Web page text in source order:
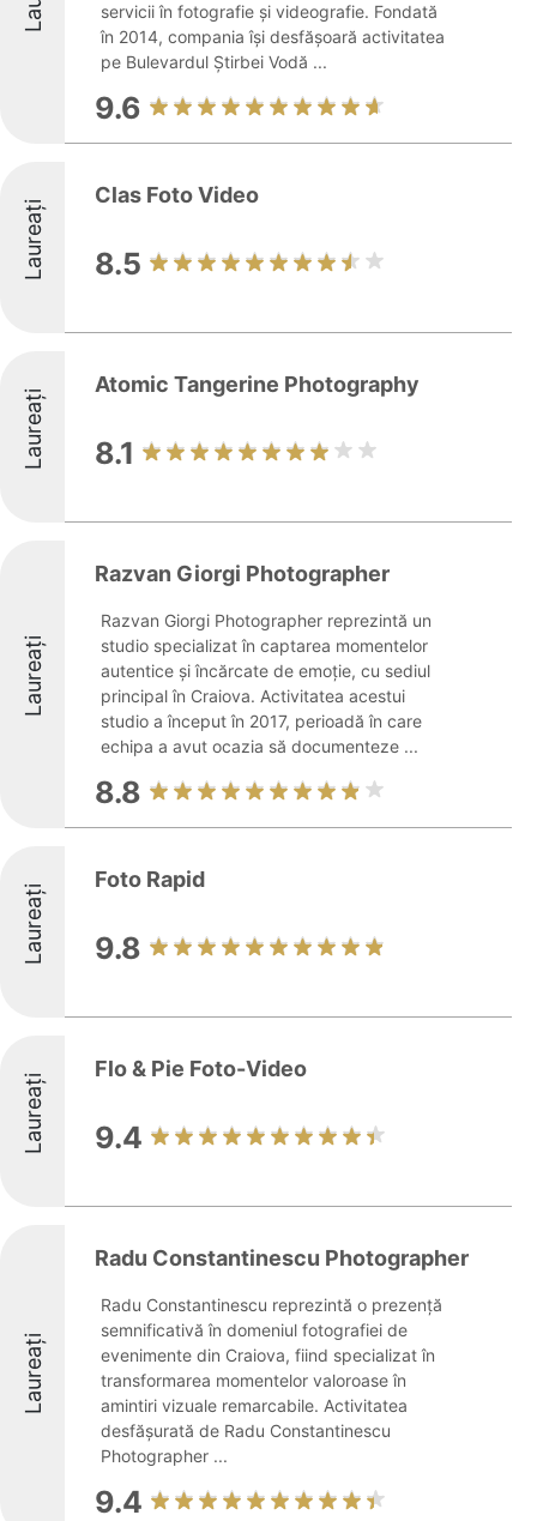
servicii în fotografie și videografie. Fondată
în 2014, compania își desfășoară activitatea
pe Bulevardul Știrbei Vodă ...
9.6
Laureați
Clas Foto Video
8.5
Laureați
Atomic Tangerine Photography
8.1
Laureați
Razvan Giorgi Photographer
Razvan Giorgi Photographer reprezintă un
studio specializat în captarea momentelor
autentice și încărcate de emoție, cu sediul
principal în Craiova. Activitatea acestui
studio a început în 2017, perioadă în care
echipa a avut ocazia să documenteze ...
8.8
Laureați
Foto Rapid
9.8
Laureați
Flo & Pie Foto-Video
9.4
Laureați
Radu Constantinescu Photographer
Radu Constantinescu reprezintă o prezență
semnificativă în domeniul fotografiei de
evenimente din Craiova, fiind specializat în
transformarea momentelor valoroase în
amintiri vizuale remarcabile. Activitatea
desfășurată de Radu Constantinescu
Photographer ...
9.4